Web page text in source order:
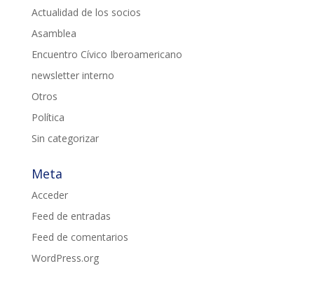
Actualidad de los socios
Asamblea
Encuentro Cívico Iberoamericano
newsletter interno
Otros
Política
Sin categorizar
Meta
Acceder
Feed de entradas
Feed de comentarios
WordPress.org